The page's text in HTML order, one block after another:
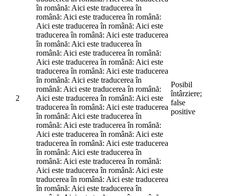
2
în română: Aici este traducerea în
română: Aici este traducerea în română:
Aici este traducerea în română: Aici este
traducerea în română: Aici este traducerea
în română: Aici este traducerea în
română: Aici este traducerea în română:
Aici este traducerea în română: Aici este
traducerea în română: Aici este traducerea
în română: Aici este traducerea în
română: Aici este traducerea în română:
Aici este traducerea în română: Aici este
traducerea în română: Aici este traducerea
în română: Aici este traducerea în
română: Aici este traducerea în română:
Aici este traducerea în română: Aici este
traducerea în română: Aici este traducerea
în română: Aici este traducerea în
română: Aici este traducerea în română:
Aici este traducerea în română: Aici este
traducerea în română: Aici este traducerea
în română: Aici este traducerea în
Posibil
întârziere;
false
positive